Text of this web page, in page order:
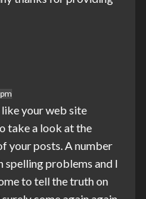
your web site
take a look at the
your posts. A number
spelling problems and I
to tell the truth on